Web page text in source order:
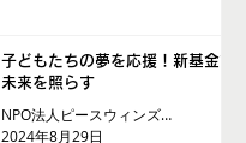
子どもたちの夢を応援！新基金で
未来を照らす
NPO法人ピースウィンズ・ジャパン
2024年8月29日